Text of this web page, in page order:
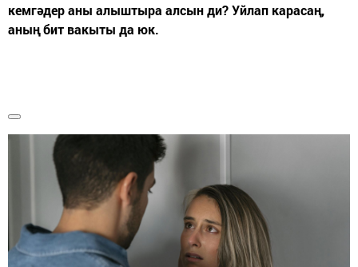
кемгәдер аны алыштыра алсын ди? Уйлап карасаң,
аның бит вакыты да юк.